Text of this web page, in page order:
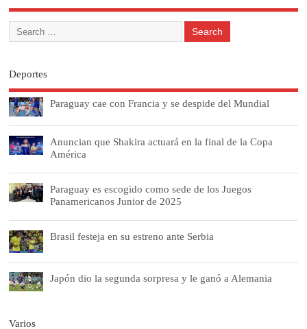
Deportes
Paraguay cae con Francia y se despide del Mundial
Anuncian que Shakira actuará en la final de la Copa
América
Paraguay es escogido como sede de los Juegos
Panamericanos Junior de 2025
Brasil festeja en su estreno ante Serbia
Japón dio la segunda sorpresa y le ganó a Alemania
Varios